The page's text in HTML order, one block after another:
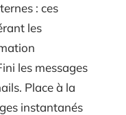
: ces
les
les messages
Place à la
instantanés